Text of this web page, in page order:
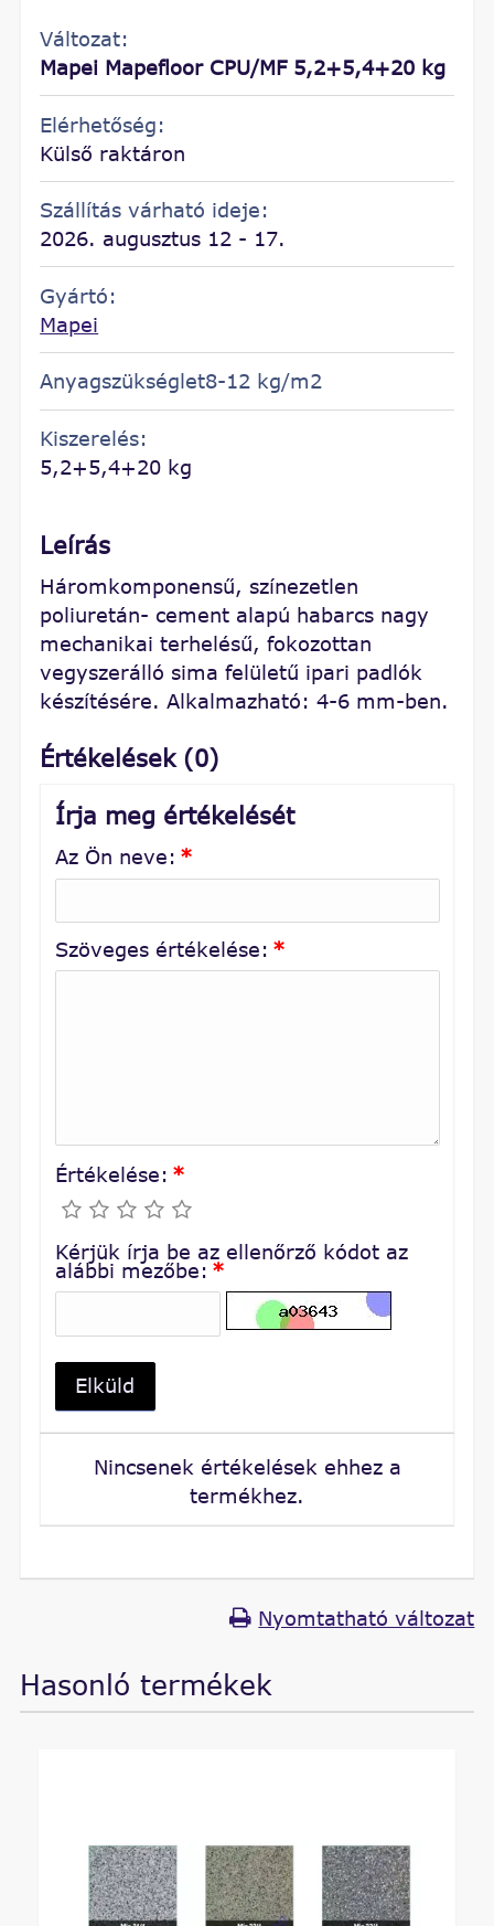
Változat:
Mapei Mapefloor CPU/MF 5,2+5,4+20 kg
Elérhetőség:
Külső raktáron
Szállítás várható ideje:
2026. augusztus 12 - 17.
Gyártó:
Mapei
Anyagszükséglet8-12 kg/m2
Kiszerelés:
5,2+5,4+20 kg
Leírás
Háromkomponensű, színezetlen
poliuretán- cement alapú habarcs nagy
mechanikai terhelésű, fokozottan
vegyszerálló sima felületű ipari padlók
készítésére. Alkalmazható: 4-6 mm-ben.
Értékelések (0)
Írja meg értékelését
Az Ön neve: *
Szöveges értékelése: *
Értékelése: *
Kérjük írja be az ellenőrző kódot az
alábbi mezőbe: *
Elküld
Nincsenek értékelések ehhez a
termékhez.
Nyomtatható változat
Hasonló termékek